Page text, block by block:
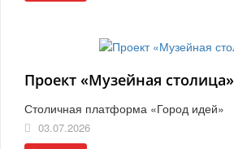
Проект «Музейная столица»
Столичная платформа «Город идей»
03.07.2026